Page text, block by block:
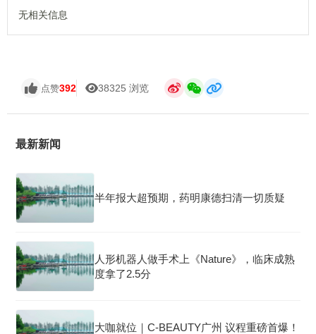
无相关信息
点赞392 38325 浏览
最新新闻
半年报大超预期，药明康德扫清一切质疑
人形机器人做手术上《Nature》，临床成熟
度拿了2.5分
大咖就位｜C-BEAUTY广州 议程重磅首爆！